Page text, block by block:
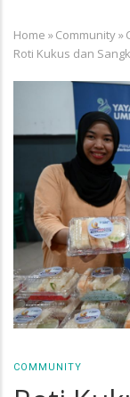
Breadcrumb
Home »Community»
Roti Kukus dan
COMMUNITY